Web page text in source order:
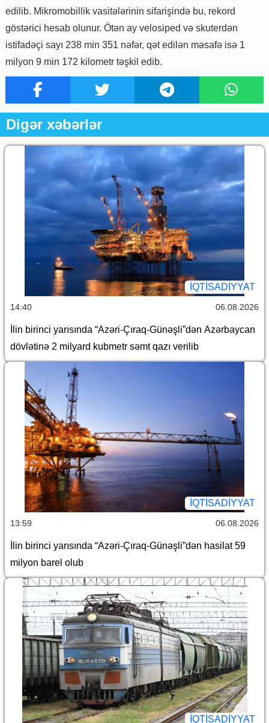
edilib. Mikromobillik vasitələrinin sifarişində bu, rekord
göstərici hesab olunur. Ötən ay velosiped və skuterdən
istifadəçi sayı 238 min 351 nəfər, qət edilən məsafə isə 1
milyon 9 min 172 kilometr təşkil edib.
Digər xəbərlər
İQTİSADİYYAT
14:40 06.08.2026
İlin birinci yarısında “Azəri-Çıraq-Günəşli”dən Azərbaycan
dövlətinə 2 milyard kubmetr səmt qazı verilib
İQTİSADİYYAT
13:59 06.08.2026
İlin birinci yarısında “Azəri-Çıraq-Günəşli”dən hasilat 59
milyon barel olub
İQTİSADİYYAT